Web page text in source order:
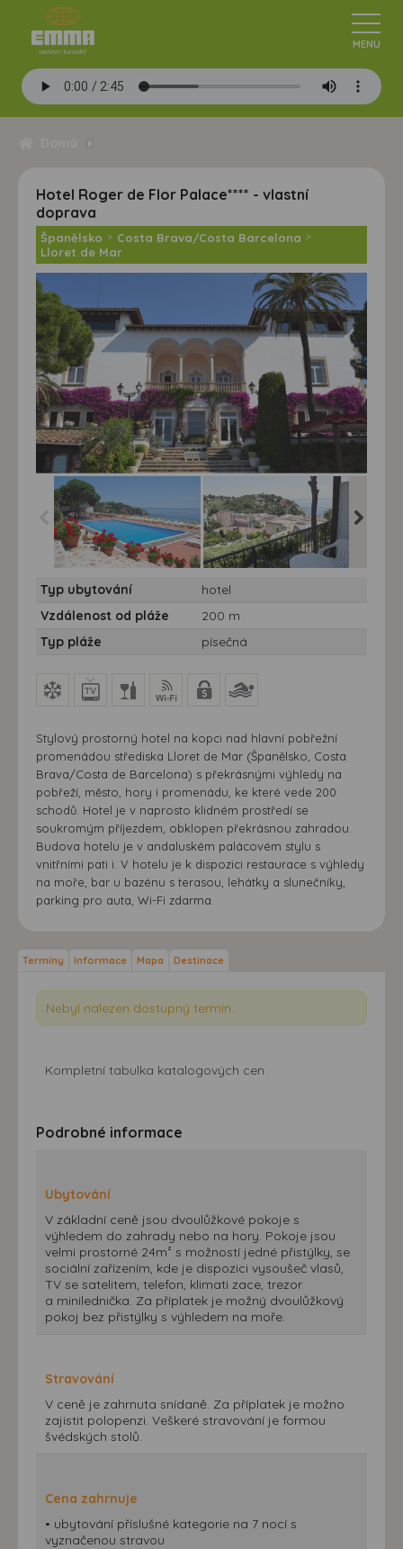
Hotel Roger de Flor Palace**** - vlastní
doprava
Španělsko > Costa Brava/Costa Barcelona >
Lloret de Mar
Palace**** - vlastní
doprava - Roger de Flor
Palace, Lloret
Palace**** - vlastní
doprava - Roger de Flor
Palace, Lloret
Typ ubytování
hotel
Vzdálenost od pláže
200 m
Typ pláže
písečná
Stylový prostorný hotel na kopci nad hlavní pobřežní
promenádou střediska Lloret de Mar (Španělsko, Costa
Brava/Costa de Barcelona) s překrásnými výhledy na
pobřeží, město, hory i promenádu, ke které vede 200
schodů. Hotel je v naprosto klidném prostředí se
soukromým příjezdem, obklopen překrásnou zahradou.
Budova hotelu je v andaluském palácovém stylu s
vnitřními pati i. V hotelu je k dispozici restaurace s výhledy
na moře, bar u bazénu s terasou, lehátky a slunečníky,
parking pro auta, Wi-Fi zdarma.
Termíny Informace Mapa Destinace
Nebyl nalezen dostupný termín.
Kompletní tabulka katalogových cen
Podrobné informace
Ubytování
V základní ceně jsou dvoulůžkové pokoje s
výhledem do zahrady nebo na hory. Pokoje jsou
velmi prostorné 24m² s možností jedné přistýlky, se
sociální zařízením, kde je dispozici vysoušeč vlasů,
TV se satelitem, telefon, klimati zace, trezor
a minilednička. Za příplatek je možný dvoulůžkový
pokoj bez přistýlky s výhledem na moře.
Stravování
V ceně je zahrnuta snídaně. Za příplatek je možno
zajistit polopenzi. Veškeré stravování je formou
švédských stolů.
Cena zahrnuje
• ubytování příslušné kategorie na 7 nocí s
vyznačenou stravou